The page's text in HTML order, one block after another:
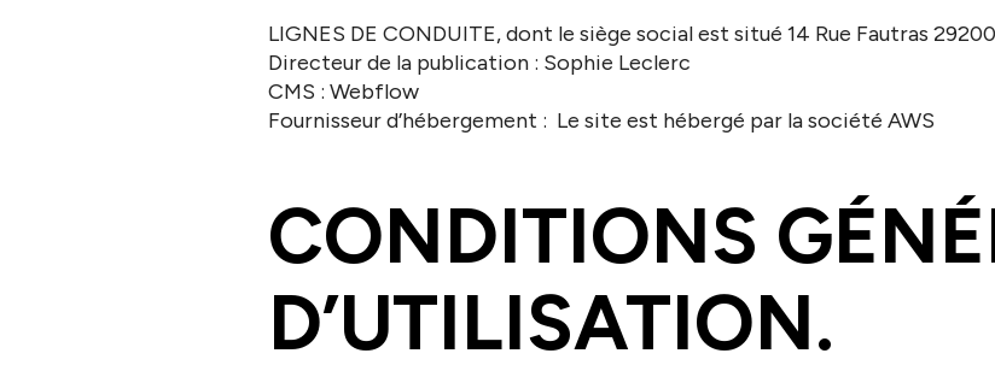
LIGNES DE CONDUITE, dont le siège social est situé 14 Rue Fautras
Directeur de la publication : Sophie Leclerc
CMS : Webflow
Fournisseur d’hébergement : Le site est hébergé par la société AWS
CONDITIONS
D’UTILISATION.